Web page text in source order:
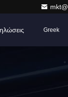
Greek